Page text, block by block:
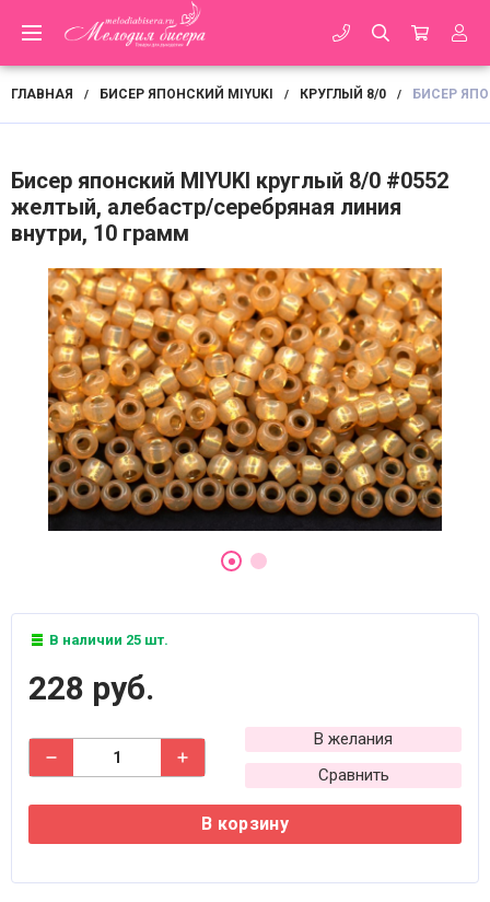
ГЛАВНАЯ / БИСЕР ЯПОНСКИЙ MIYUKI / КРУГЛЫЙ 8/0 / БИСЕР
Бисер японский MIYUKI круглый 8/0 #0552
желтый, алебастр/серебряная линия
внутри, 10 грамм
В наличии 25 шт.
228 руб.
В желания
Сравнить
В корзину